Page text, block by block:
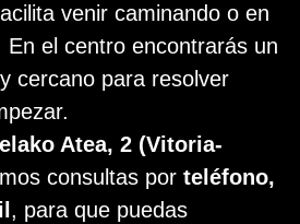
venir caminando o en
el centro encontrarás un
cercano para resolver
Atea, 2 (Vitoria-
consultas por teléfono,
, para que puedas